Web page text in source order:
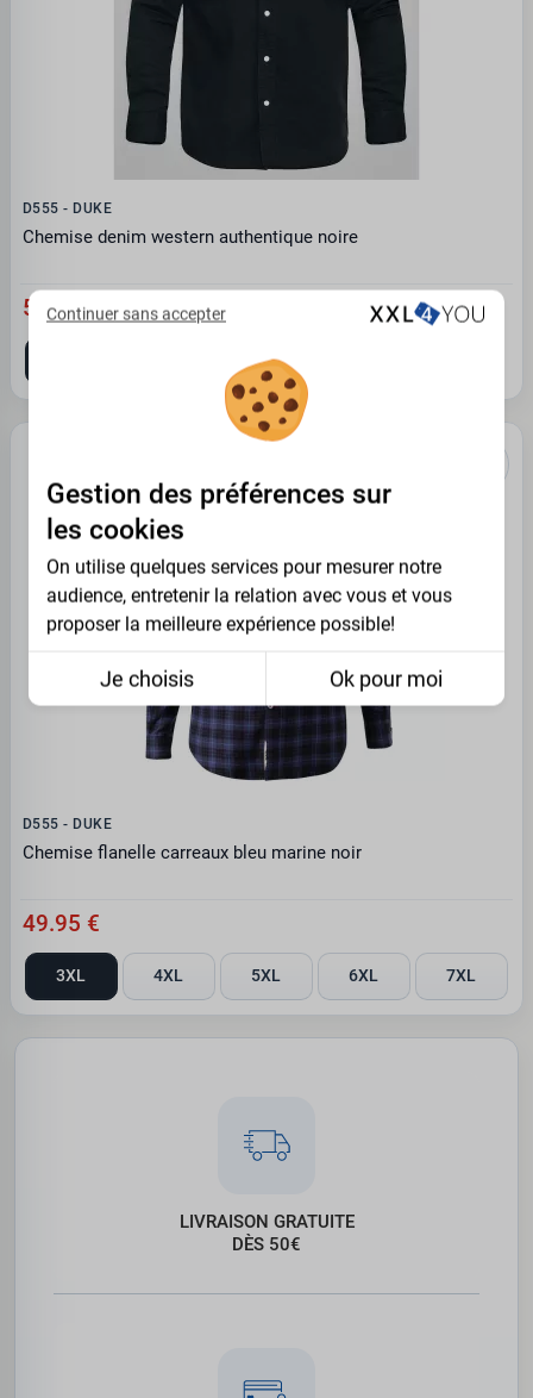
D555 - DUKE
Chemise denim western authentique noire
54.95 €
7XL
D555 - DUKE
Chemise flanelle carreaux bleu marine noir
49.95 €
3XL 4XL 5XL 6XL 7XL
LIVRAISON GRATUITE
DÈS 50€
Continuer sans accepter
Gestion des préférences sur
les cookies
On utilise quelques services pour mesurer notre
audience, entretenir la relation avec vous et vous
proposer la meilleure expérience possible!
Je choisis Ok pour moi